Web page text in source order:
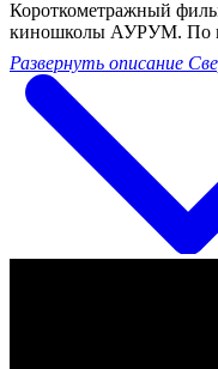
Короткометражный
киношколы АУРУМ. По
Развернуть описание